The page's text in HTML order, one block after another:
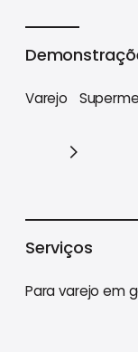
Varejo
Serviços
Para varejo em